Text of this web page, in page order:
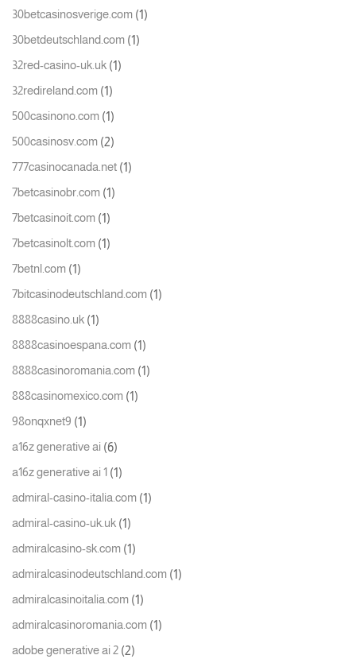
30betcasinosverige.com (1)
30betdeutschland.com (1)
32red-casino-uk.uk (1)
32redireland.com (1)
500casinono.com (1)
500casinosv.com (2)
777casinocanada.net (1)
7betcasinobr.com (1)
7betcasinoit.com (1)
7betcasinolt.com (1)
7betnl.com (1)
7bitcasinodeutschland.com (1)
8888casino.uk (1)
8888casinoespana.com (1)
8888casinoromania.com (1)
888casinomexico.com (1)
98onqxnet9 (1)
a16z generative ai (6)
a16z generative ai 1 (1)
admiral-casino-italia.com (1)
admiral-casino-uk.uk (1)
admiralcasino-sk.com (1)
admiralcasinodeutschland.com (1)
admiralcasinoitalia.com (1)
admiralcasinoromania.com (1)
adobe generative ai 2 (2)